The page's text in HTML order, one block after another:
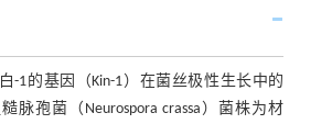
-1的基因（Kin-1）在菌丝极性生长中的
脉孢菌（Neurospora crassa）菌株为材